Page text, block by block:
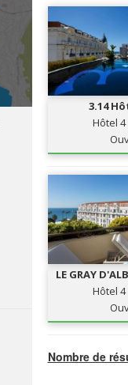
3.14
Hôtel
LE GRAY
Hôtel
Nombre de